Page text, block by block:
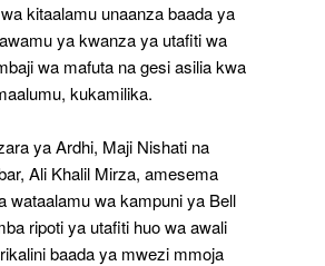
kitaalamu unaanza baada ya
ya kwanza ya utafiti wa
wa mafuta na gesi asilia kwa
kukamilika.
ya Ardhi, Maji Nishati na
Ali Khalil Mirza, amesema
wataalamu wa kampuni ya Bell
ripoti ya utafiti huo wa awali
baada ya mwezi mmoja